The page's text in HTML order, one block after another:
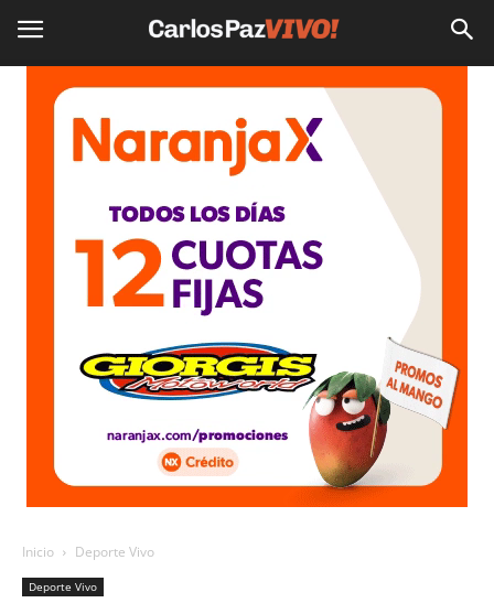
Inicio Deporte Vivo
Deporte Vivo